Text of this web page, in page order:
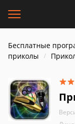
Бесплатные
приколы